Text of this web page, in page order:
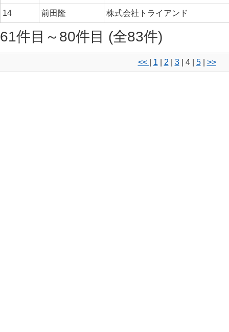
14 前田隆 株式会社トライアンド
61件目～80件目 (全83件)
<< 1 2 3| 4| 5| >>